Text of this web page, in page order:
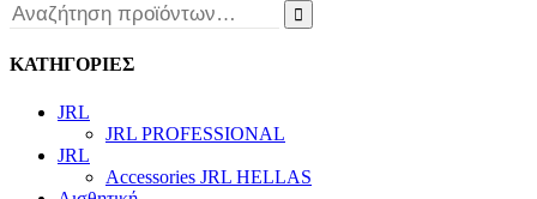

ΚΑΤΗΓΟΡΙΕΣ
JRL
JRL PROFESSIONAL
JRL
Accessories JRL HELLAS